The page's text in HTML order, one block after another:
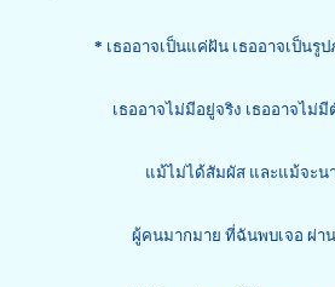
* เธออาจเป็นแค่ฝัน เธออาจเป็นรู
เธออาจไม่มีอยู่จริง เธออาจไม่
แม้ไม่ได้สัมผัส และแม้จะนา
ผู้คนมากมาย ที่ฉันพบเจอ ผ่า